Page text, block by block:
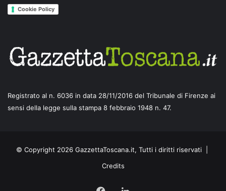
Cookie Policy
Registrato al n. 6036 in data 28/11/2016 del Tribunale di Firenze ai
sensi della legge sulla stampa 8 febbraio 1948 n. 47.
© Copyright 2026 GazzettaToscana.it, Tutti i diritti riservati |
Credits